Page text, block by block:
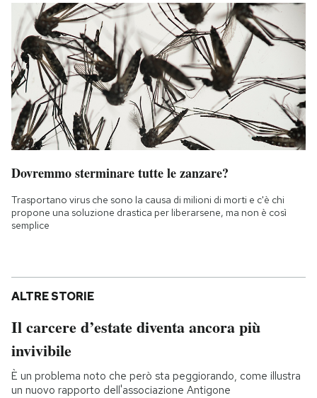
Dovremmo sterminare tutte le zanzare?
Trasportano virus che sono la causa di milioni di morti e c'è chi
propone una soluzione drastica per liberarsene, ma non è così
semplice
ALTRE STORIE
Il carcere d’estate diventa ancora più
invivibile
È un problema noto che però sta peggiorando, come illustra
un nuovo rapporto dell'associazione Antigone